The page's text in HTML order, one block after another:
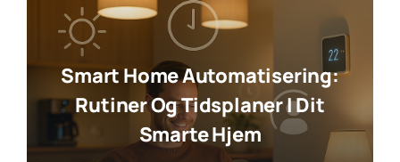
Smart Home Automatisering:
Rutiner Og Tidsplaner I Dit
Smarte Hjem